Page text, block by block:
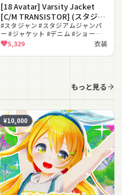
[18 Avatar] Varsity Jacket
[C/M TRANSISTOR] (スタジャ
ン 「C/Mトランジスタ」)
#スタジャン #スタジアムジャンパ
ー #ジャケット #デニム #ショート
パンツ #ヘッドホン #ストリート #
ボーイッシュ #オーバーサイズ #ノ
ースリーブ
5,329 衣装
もっと見る
¥10,000